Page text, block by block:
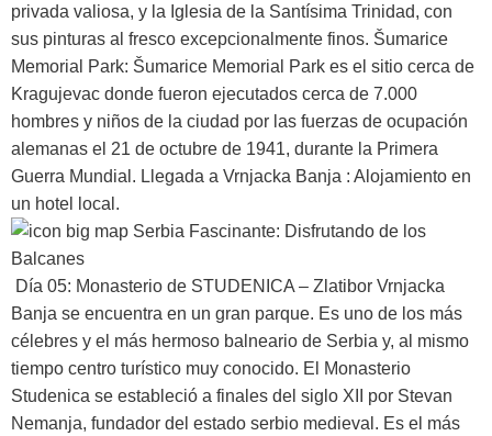
privada valiosa, y la Iglesia de la Santísima Trinidad, con
sus pinturas al fresco excepcionalmente finos. Šumarice
Memorial Park: Šumarice Memorial Park es el sitio cerca de
Kragujevac donde fueron ejecutados cerca de 7.000
hombres y niños de la ciudad por las fuerzas de ocupación
alemanas el 21 de octubre de 1941, durante la Primera
Guerra Mundial. Llegada a Vrnjacka Banja : Alojamiento en
un hotel local.
Día 05: Monasterio de STUDENICA – Zlatibor Vrnjacka
Banja se encuentra en un gran parque. Es uno de los más
célebres y el más hermoso balneario de Serbia y, al mismo
tiempo centro turístico muy conocido. El Monasterio
Studenica se estableció a finales del siglo XII por Stevan
Nemanja, fundador del estado serbio medieval. Es el más